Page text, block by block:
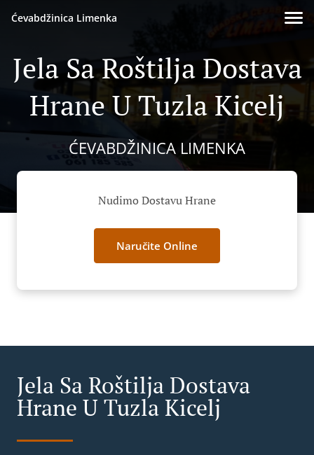
Ćevabdžinica Limenka
Jela Sa Roštilja Dostava
Hrane U Tuzla Kicelj
ĆEVABDŽINICA LIMENKA
Nudimo Dostavu Hrane
Naručite Online
Jela Sa Roštilja Dostava
Hrane U Tuzla Kicelj